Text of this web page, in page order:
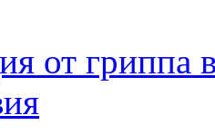
от гриппа